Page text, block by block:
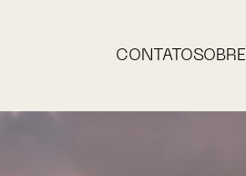
CONTATOSOBRE